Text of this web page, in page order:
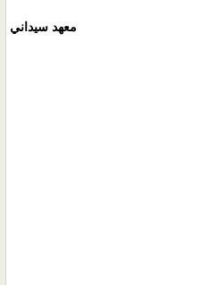
معهد سيداني